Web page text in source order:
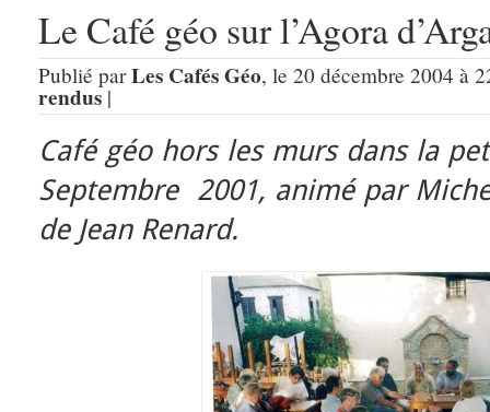
Le Café géo sur l’Agora
Publié parLes Cafés Géo, le 20 décembre 2004 à
rendus|
Café géo hors les murs dans la
Septembre 2001, animé par
de Jean Renard.